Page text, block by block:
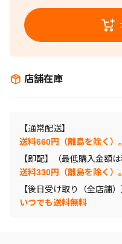
店舗在庫
【通常配送】
送料660円（離島を除く
【即配】（最低購入金額
送料330円（離島を除く
【後日受け取り（全店舗）
いつでも送料無料